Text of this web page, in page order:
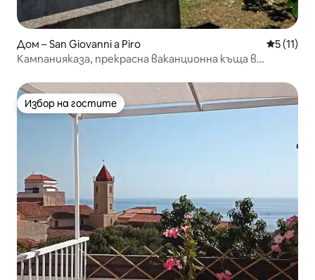
Дом – San Giovanni a Piro Средна
5 (11)
Кампанияказа, прекрасна ваканционна къща в
Избор на гостите
Избор на гостите